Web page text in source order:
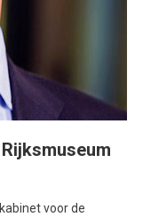
voor de